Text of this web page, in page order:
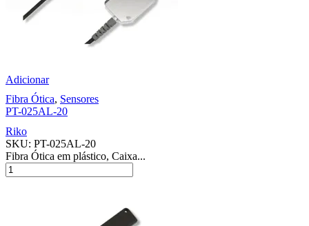
Adicionar
Fibra Ótica, Sensores
PT-025AL-20
Riko
SKU: PT-025AL-20
Fibra Ótica em plástico, Caixa...